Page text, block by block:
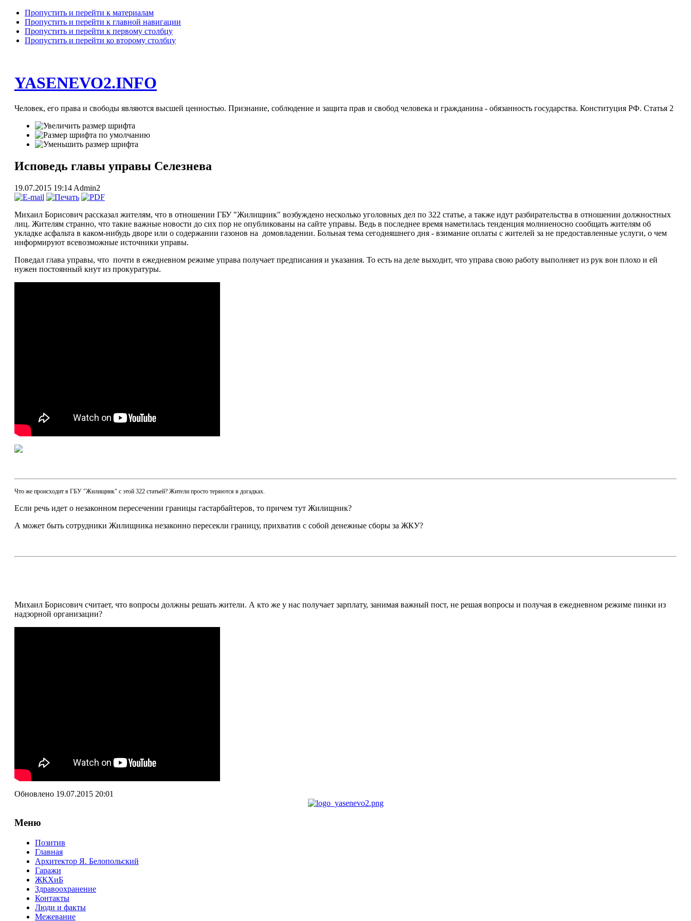
Пропустить и перейти к материалам
Пропустить и перейти к главной навигации
Пропустить и перейти к первому столбцу
Пропустить и перейти ко второму столбцу
YASENEVO2.INFO
Человек, его права и свободы являются высшей ценностью. Признание, соблюдение и защита прав и свобод человека и гражданина - обязанность государства. Конституция РФ. Статья 2
Исповедь главы управы Селезнева
19.07.2015 19:14 Admin2
Михаил Борисович рассказал жителям, что в отношении ГБУ "Жилищник" возбуждено несколько уголовных дел по 322 статье, а также идут разбирательства в отношении должностных
лиц. Жителям странно, что такие важные новости до сих пор не опубликованы на сайте управы. Ведь в последнее время наметилась тенденция молниеносно сообщать жителям об
укладке асфальта в каком-нибудь дворе или о содержании газонов на домовладении. Больная тема сегодняшнего дня - взимание оплаты с жителей за не предоставленные услуги, о чем
информируют всевозможные источники управы.
Поведал глава управы, что почти в ежедневном режиме управа получает предписания и указания. То есть на деле выходит, что управа свою работу выполняет из рук вон плохо и ей
нужен постоянный кнут из прокуратуры.
Что же происходит в ГБУ "Жилищник" с этой 322 статьей? Жители просто теряются в догадках.
Если речь идет о незаконном пересечении границы гастарбайтеров, то причем тут Жилищник?
А может быть сотрудники Жилищника незаконно пересекли границу, прихватив с собой денежные сборы за ЖКУ?
Михаил Борисович считает, что вопросы должны решать жители. А кто же у нас получает зарплату, занимая важный пост, не решая вопросы и получая в ежедневном режиме пинки из
надзорной организации?
Обновлено 19.07.2015 20:01
Меню
Позитив
Главная
Архитектор Я. Белопольский
Гаражи
ЖКХиБ
Здравоохранение
Контакты
Люди и факты
Межевание